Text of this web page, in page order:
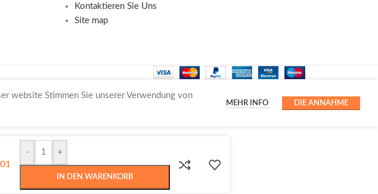
Kontaktieren Sie Uns
Site map
website Stimmen Sie unserer Verwendung von
MEHR INFO DIE ANNAHME
- +
IN DEN WARENKORB